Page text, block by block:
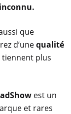
inconnu.
que
d’unequalité
plus
est un
et rares